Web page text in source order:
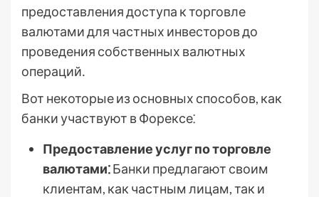
предоставления доступа к торговле
валютами для частных инвесторов до
проведения собственных валютных
операций․
Вот некоторые из основных способов, как
банки участвуют в Форексе⁚
Предоставление услуг по торговле
валютами⁚Банки предлагают своим
клиентам, как частным лицам, так и